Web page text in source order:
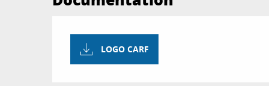
LOGO CARF